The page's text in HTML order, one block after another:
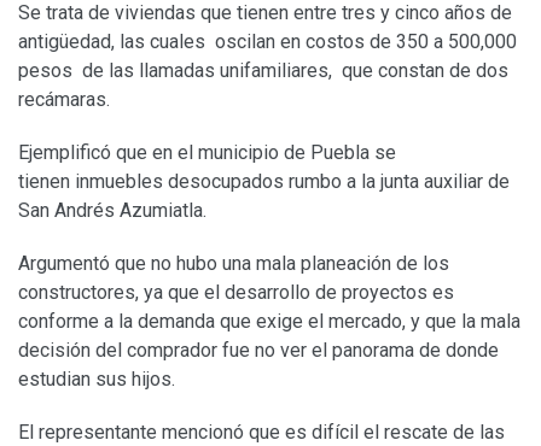
Se trata de viviendas que tienen entre tres y cinco años de
antigüedad, las cuales oscilan en costos de 350 a 500,000
pesos de las llamadas unifamiliares, que constan de dos
recámaras.
Ejemplificó que en el municipio de Puebla se
tienen inmuebles desocupados rumbo a la junta auxiliar de
San Andrés Azumiatla.
Argumentó que no hubo una mala planeación de los
constructores, ya que el desarrollo de proyectos es
conforme a la demanda que exige el mercado, y que la mala
decisión del comprador fue no ver el panorama de donde
estudian sus hijos.
El representante mencionó que es difícil el rescate de las